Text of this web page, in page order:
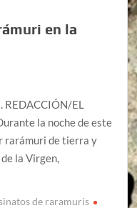
en la
REDACCIÓN/EL
la noche de este
rarámuri de tierra y
la Virgen,
de raramuris